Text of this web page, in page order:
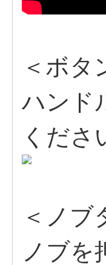
＜ボタ
ハンド
くださ
＜ノブ
ノブを